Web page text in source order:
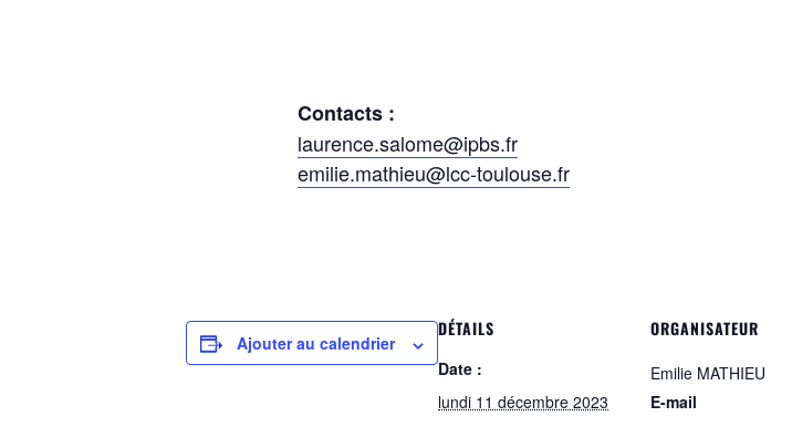
Contacts :
laurence.salome@ipbs.fr
emilie.mathieu@lcc-toulouse.fr
Ajouter au calendrier
DÉTAILS
Date :
lundi 11 décembre 2023
ORGANISATEUR
Emilie MATHIEU
E-mail